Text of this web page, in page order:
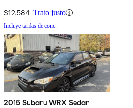
$12,584 Trato justo
Incluye tarifas de conc.
2015 Subaru WRX Sedan